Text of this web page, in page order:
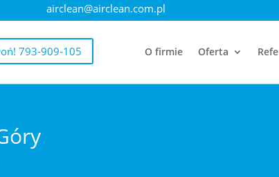
airclean@airclean.com.pl
793-909-105 O firmie Oferta